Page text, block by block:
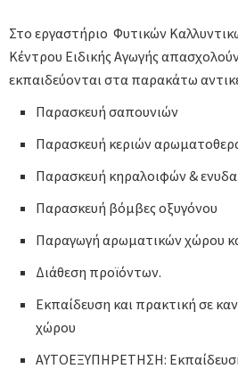
Στο εργαστήριο Φυτικών
Κέντρου Ειδικής Αγωγής
εκπαιδεύονται στα παρακάτω
Παρασκευή σαπουνιών
Παρασκευή κεριών
Παρασκευή κηραλοιφών &
Παρασκευή βόμβες οξυγόνου
Παραγωγή αρωματικών χώρου
Διάθεση προϊόντων.
Εκπαίδευση και πρακτική σε
χώρου
ΑΥΤΟΕΞΥΠΗΡΕΤΗΣΗ: